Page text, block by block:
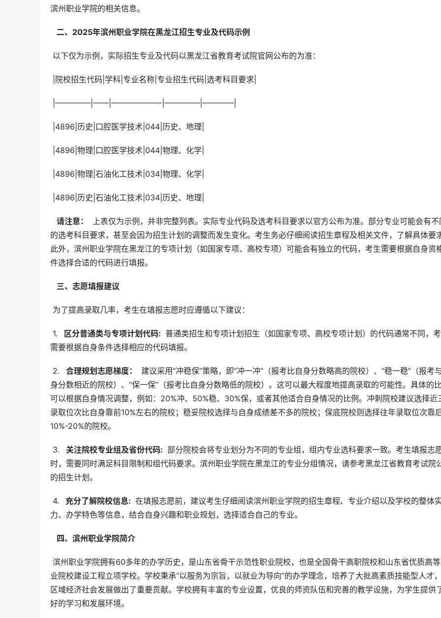
滨州职业学院的相关信息。
  二、2025年滨州职业学院在黑龙江招生专业及代码示例
以下仅为示例，实际招生专业及代码以黑龙江省教育考试院官网公布的为准：
|院校招生代码|学科|专业名称|专业招生代码|选考科目要求|
|————–|——|——————-|————–|————|
|4896|历史|口腔医学技术|044|历史、地理|
|4896|物理|口腔医学技术|044|物理、化学|
|4896|物理|石油化工技术|034|物理、化学|
|4896|历史|石油化工技术|034|历史、地理|
  请注意：
上表仅为示例，并非完整列表。实际专业代码及选考科目要求以官方公布为准。部分专业可能会有不
的选考科目要求，甚至会因为招生计划的调整而发生变化。考生务必仔细阅读招生章程及相关文件，了解具体要求
此外，滨州职业学院在黑龙江的专项计划（如国家专项、高校专项）可能会有独立的代码，考生需要根据自身资
件选择合适的代码进行填报。
  三、志愿填报建议
为了提高录取几率，考生在填报志愿时应遵循以下建议：
1.
  区分普通类与专项计划代码:
普通类招生和专项计划招生（如国家专项、高校专项计划）的代码通常不同，
需要根据自身条件选择相应的代码填报。
2.
  合理规划志愿梯度：
建议采用“冲稳保”策略，即“冲一冲”（报考比自身分数略高的院校）、“稳一稳”（报考
身分数相近的院校）、“保一保”（报考比自身分数略低的院校）。这可以最大程度地提高录取的可能性。具体的
可以根据自身情况调整，例如：20%冲、50%稳、30%保，或者其他适合自身情况的比例。冲刺院校建议选择近
录取位次比自身靠前10%左右的院校；稳妥院校选择与自身成绩差不多的院校；保底院校则选择往年录取位次靠
10%-20%的院校。
3.
  关注院校专业组及省份代码:
部分院校会将专业划分为不同的专业组，组内专业选科要求一致。考生填报志
时，需要同时满足科目限制和组代码要求。滨州职业学院在黑龙江的专业分组情况，请参考黑龙江省教育考试院
的招生计划。
4.
  充分了解院校信息:
在填报志愿前，建议考生仔细阅读滨州职业学院的招生章程、专业介绍以及学校的整体
力、办学特色等信息，结合自身兴趣和职业规划，选择适合自己的专业。
  四、滨州职业学院简介
业院校建设工程立项学校。学校秉承“以服务为宗旨，以就业为导向”的办学理念，培养了大批高素质技能型人才
区域经济社会发展做出了重要贡献。学校拥有丰富的专业设置，优良的师资队伍和完善的教学设施，为学生提供
好的学习和发展环境。